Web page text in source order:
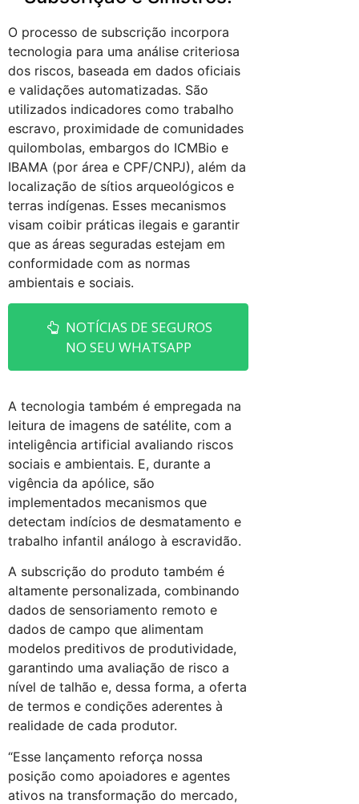
O processo de subscrição incorpora
tecnologia para uma análise criteriosa
dos riscos, baseada em dados oficiais
e validações automatizadas. São
utilizados indicadores como trabalho
escravo, proximidade de comunidades
quilombolas, embargos do ICMBio e
IBAMA (por área e CPF/CNPJ), além da
localização de sítios arqueológicos e
terras indígenas. Esses mecanismos
visam coibir práticas ilegais e garantir
que as áreas seguradas estejam em
conformidade com as normas
ambientais e sociais.
NOTÍCIAS DE SEGUROS
NO SEU WHATSAPP
A tecnologia também é empregada na
leitura de imagens de satélite, com a
inteligência artificial avaliando riscos
sociais e ambientais. E, durante a
vigência da apólice, são
implementados mecanismos que
detectam indícios de desmatamento e
trabalho infantil análogo à escravidão.
A subscrição do produto também é
altamente personalizada, combinando
dados de sensoriamento remoto e
dados de campo que alimentam
modelos preditivos de produtividade,
garantindo uma avaliação de risco a
nível de talhão e, dessa forma, a oferta
de termos e condições aderentes à
realidade de cada produtor.
“Esse lançamento reforça nossa
posição como apoiadores e agentes
ativos na transformação do mercado,